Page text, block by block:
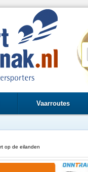
Vaarroutes
op de eilanden